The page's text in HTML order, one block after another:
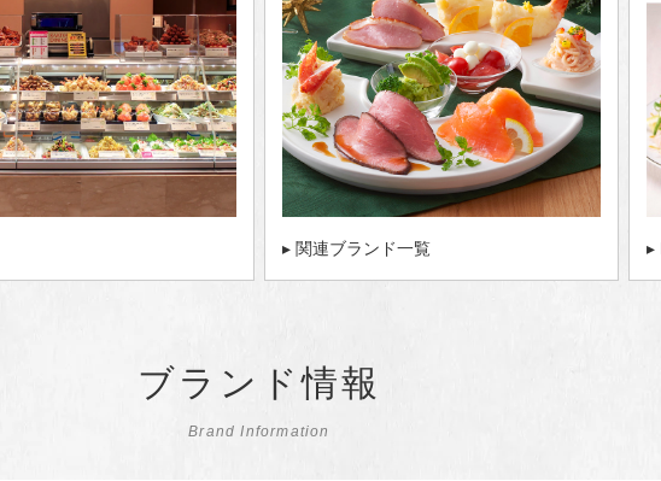
▸ 関連ブランド一覧 ▸
ブランド情報
Brand Information